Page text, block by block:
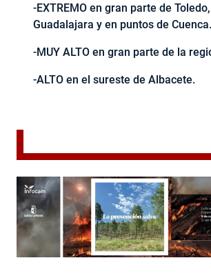
-EXTREMO en gran parte de
Guadalajara y en puntos de Cuenca.
-MUY ALTO en gran parte de la
-ALTO en el sureste de Albacete.